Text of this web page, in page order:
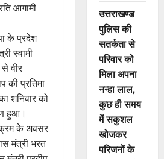
आगामी
के प्रदेश
स्वामी
वीर
की प्रतिमा
शनिवार को
हुआ।
के अवसर
मंत्री भरत
उत्तराखण्ड
पुलिस की
सतर्कता से
परिवार को
मिला अपना
नन्हा लाल,
कुछ ही समय
में सकुशल
खोजकर
परिजनों के